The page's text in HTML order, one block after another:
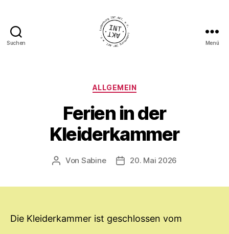
Suchen
V.
Menü
Kategorien
ALLGEMEIN
Ferien in der
Kleiderkammer
Beitragsautor
Von Sabine Veröffentlichungsdatum
20. Mai 2026
Die Kleiderkammer ist geschlossen vom